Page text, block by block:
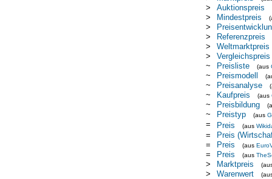
> Auktionspreis
> Mindestpreis
>
>
Referenzpreis
>
Weltmarktpreis
>
Vergleichspreis
~
Preisliste (aus
~ Preismodell
~ Preisanalyse
~ Kaufpreis (aus
~ Preisbildung
~ Preistyp (aus
= Preis (aus
=
Preis
=
Preis (aus
= Preis (aus
> Marktpreis
> Warenwert